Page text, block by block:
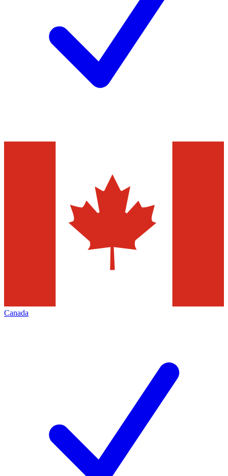
Canada